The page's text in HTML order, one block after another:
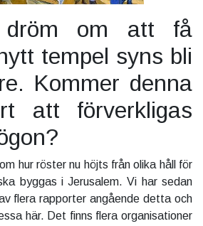
dröm om att få
tempel syns bli
Kommer denna
att förverkligas
hur röster nu höjts från olika håll för
byggas i Jerusalem. Vi har sedan
flera rapporter angående detta och
här. Det finns flera organisationer